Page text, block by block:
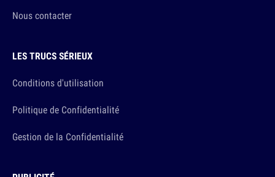
Nous contacter
LES TRUCS SÉRIEUX
Conditions d'utilisation
Politique de Confidentialité
Gestion de la Confidentialité